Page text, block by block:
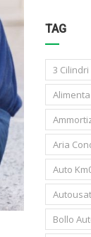
TAG
3 Cilindri
Aria
Auto
Bollo